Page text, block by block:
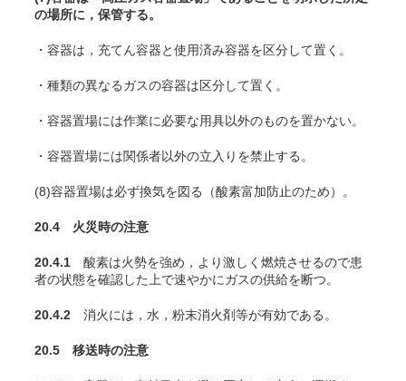
の場所に，保管する。
・容器は，充てん容器と使用済み容器を区分して置く。
・種類の異なるガスの容器は区分して置く。
・容器置場には作業に必要な用具以外のものを置かない。
・容器置場には関係者以外の立入りを禁止する。
(8)容器置場は必ず換気を図る（酸素富加防止のため）。
20.4 火災時の注意
20.4.1 酸素は火勢を強め，より激しく燃焼させるので患
者の状態を確認した上で速やかにガスの供給を断つ。
20.4.2 消火には，水，粉末消火剤等が有効である。
20.5 移送時の注意